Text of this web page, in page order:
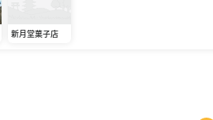
新月堂菓子店